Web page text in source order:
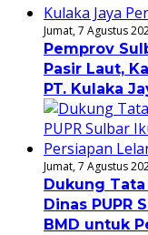
Jumat, 7 Agustus
Pemprov
Pasir Laut,
PT. Kulaka
Jumat, 7 Agustus
Dukung
Dinas PUPR
BMD untuk